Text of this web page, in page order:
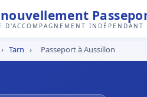
D'ACCOMPAGNEMENT INDÉPENDANT
› Tarn › Passeport à Aussillon